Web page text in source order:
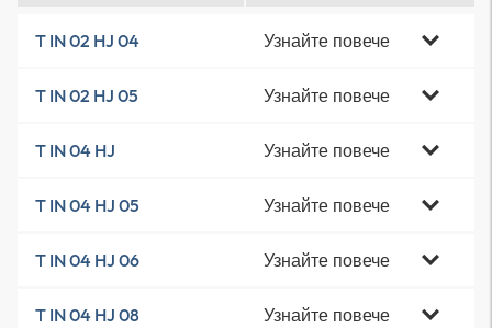
T IN 02 HJ 04 Узнайте повече
T IN 02 HJ 05 Узнайте повече
T IN 04 HJ Узнайте повече
T IN 04 HJ 05 Узнайте повече
T IN 04 HJ 06 Узнайте повече
T IN 04 HJ 08 Узнайте повече